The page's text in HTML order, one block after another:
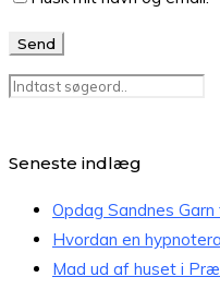
Seneste indlæg
Opdag Sandnes
Hvordan en
Mad ud af huset i